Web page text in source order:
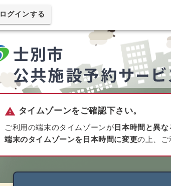
ログインする
warning タイムゾーンをご確認下さい。
ご利用の端末のタイムゾーンが 日本時間と異な
端末のタイムゾーンを日本時間に変更の上、ご